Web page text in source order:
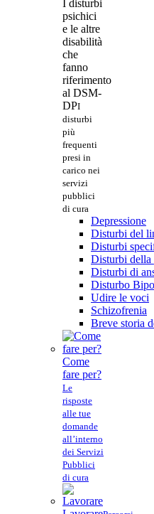
I disturbi
psichici
e le altre
disabilità
che
fanno
riferimento
al DSM-
DPI
disturbi
più
frequenti
presi in
carico nei
servizi
pubblici
di cura
Depressione
Disturbi del
Disturbi
Disturbi della
Disturbi di
Disturbo
Udire le voci
Schizofrenia
Breve storia
Come
fare per?
Le
risposte
alle tue
domande
all’interno
dei Servizi
Pubblici
di cura